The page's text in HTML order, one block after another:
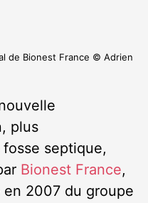
de Bionest France © Adrien
plus
septique,
Bionest France,
2007 du groupe